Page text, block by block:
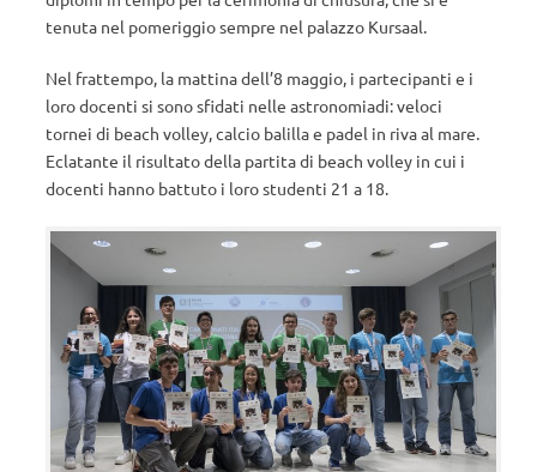
tenuta nel pomeriggio sempre nel palazzo Kursaal.
Nel frattempo, la mattina dell’8 maggio, i partecipanti e i
loro docenti si sono sfidati nelle astronomiadi: veloci
tornei di beach volley, calcio balilla e padel in riva al mare.
Eclatante il risultato della partita di beach volley in cui i
docenti hanno battuto i loro studenti 21 a 18.